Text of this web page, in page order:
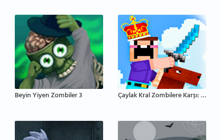
Beyin Yiyen Zombiler 3 Çaylak Kral Zombilere Karşı: Kale Savunması